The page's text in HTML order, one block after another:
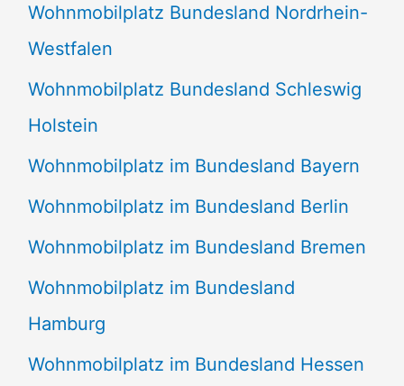
Wohnmobilplatz Bundesland Nordrhein-
Westfalen
Wohnmobilplatz Bundesland Schleswig
Holstein
Wohnmobilplatz im Bundesland Bayern
Wohnmobilplatz im Bundesland Berlin
Wohnmobilplatz im Bundesland Bremen
Wohnmobilplatz im Bundesland
Hamburg
Wohnmobilplatz im Bundesland Hessen